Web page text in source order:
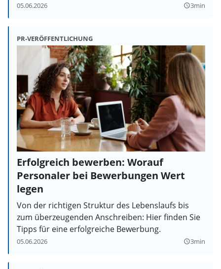
05.06.2026 query_builder3min
PR-VERÖFFENTLICHUNG
Erfolgreich bewerben: Worauf
Personaler bei Bewerbungen Wert
legen
Von der richtigen Struktur des Lebenslaufs bis
zum überzeugenden Anschreiben: Hier finden Sie
Tipps für eine erfolgreiche Bewerbung.
05.06.2026 query_builder3min